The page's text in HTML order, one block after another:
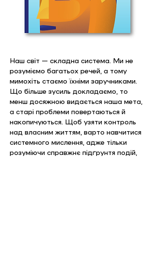
Наш світ — складна система. Ми не
розуміємо багатьох речей, а тому
мимохіть стаємо їхніми заручниками.
Що більше зусиль докладаємо, то
менш досяжною видається наша мета,
а старі проблеми повертаються й
накопичуються. Щоб узяти контроль
над власним життям, варто навчитися
системного мислення, адже тільки
розуміючи справжнє підґрунтя подій,